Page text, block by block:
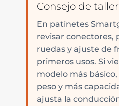
Consejo de taller
En patinetes
revisar conectores,
ruedas y ajuste de
primeros usos. Si
modelo más
peso y más
ajusta la